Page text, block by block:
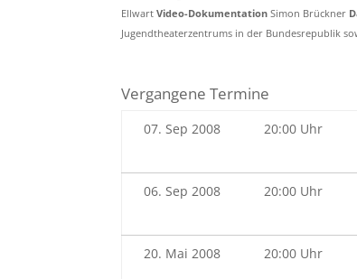
EllwartVideo-Dokumentation Simon Brückner
Jugendtheaterzentrums in der Bundesrepublik
Vergangene Termine
07. Sep 2008 20:00 Uhr
06. Sep 2008 20:00 Uhr
20. Mai 2008 20:00 Uhr